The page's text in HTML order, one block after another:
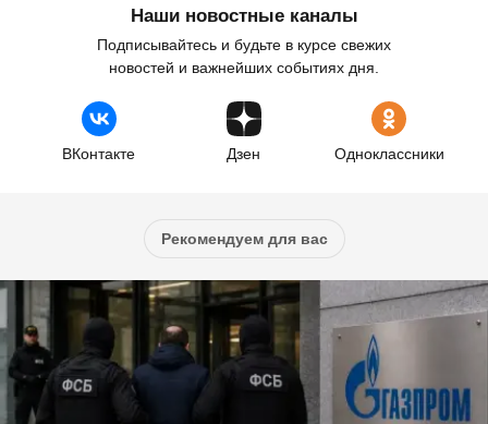
Наши новостные каналы
Подписывайтесь и будьте в курсе свежих
новостей и важнейших событиях дня.
ВКонтакте Дзен Одноклассники
Рекомендуем для вас